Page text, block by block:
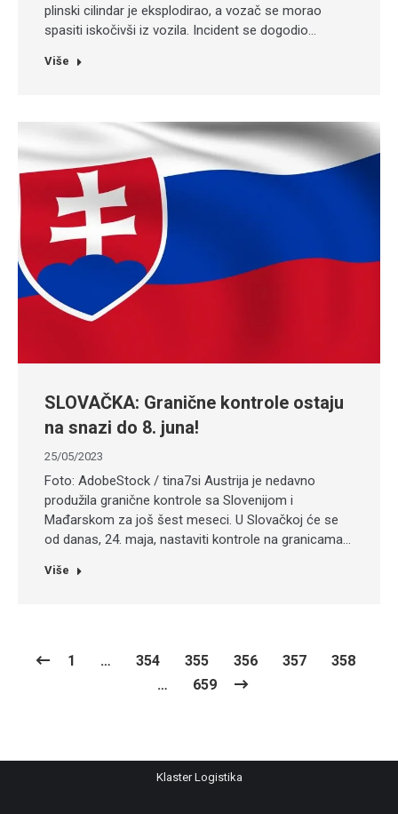
plinski cilindar je eksplodirao, a vozač se morao
spasiti iskočivši iz vozila. Incident se dogodio…
Više
SLOVAČKA: Granične kontrole ostaju
na snazi do 8. juna!
25/05/2023
Foto: AdobeStock / tina7si Austrija je nedavno
produžila granične kontrole sa Slovenijom i
Mađarskom za još šest meseci. U Slovačkoj će se
od danas, 24. maja, nastaviti kontrole na granicama…
Više
1 … 354 355 356 357
358
…
659
Klaster Logistika